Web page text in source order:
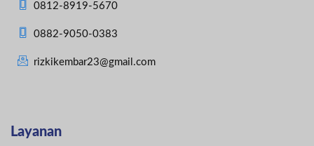
0812-8919-5670
0882-9050-0383
rizkikembar23@gmail.com
Layanan